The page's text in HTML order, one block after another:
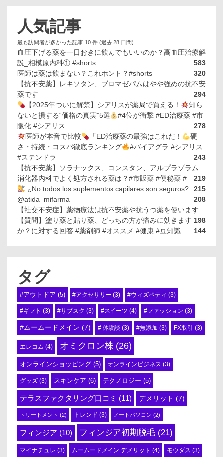
人気記事
最も訪問者が多かった記事 10 件 (過去 28 日間)
血圧下げる薬を一日おきに飲んでもいいのか？高血圧治療解
説_相模原内科① #shorts
583
医師は薬は飲まない？これホント？#shorts
320
【抗不安薬】レキソタン、ブロマゼパムはやや強めの抗不安
薬です
294
【2025年ついに解禁】シアリスが薬局で買える！
知ら
ないと損する“価格の真実”5選
#4位が衝撃 #ED治療薬 #市
販化 #シアリス
278
医師が本音で比較
「ED治療薬の最強はこれだ！
硬
さ・持続・コスパ徹底ランキング
#バイアグラ #シアリス
#ステンドラ
243
【抗不安薬】ソラナックス、コンスタン、アルプラゾラム
219
消化器内科でよく処方される薬は？#市販薬 #便秘薬 #
215
¿No todos los suplementos capilares son seguros?
@atida_mifarma
208
【社交不安症】薬物療法は抗不安薬や抗うつ薬を使います
198
【質問】塗り薬と貼り薬、どっちの方が痛みに効きます
か？に対する回答 #薬剤師 #オススメ #健康 #豆知識
144
タグ
#アウトドア (5) #アクセサリー (3) #ウィズペティ (3)
#ギフト (3) #サブスク (3) #スイーツ (4) #ファッション (3)
#ムームードメイン (7) # 体験談 (3) #無添加 (3) FX取引 (3)
エレコム (4) オミクロン株 (26)
オンラインショッピング (5) オンラインビジネス (3)
グッズ (3) スキンケア (6) テクノロジー (5)
テラスファクタリング口コミ (11) デメリット (7)
トリートメント (2) トレンド (3) ノートパソコン (2)
フィンジア (10) フィンジア初期脱毛 (21)
マイナチュレ (3) ムームードメイン デメリット (4) モウダス (3)